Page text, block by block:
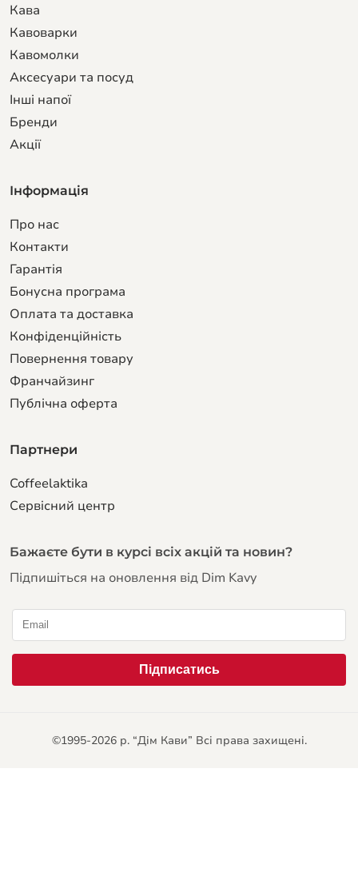
Кава
Кавоварки
Кавомолки
Аксесуари та посуд
Інші напої
Бренди
Акції
Інформація
Про нас
Контакти
Гарантiя
Бонусна програма
Оплата та доставка
Конфіденційність
Повернення товару
Франчайзинг
Публічна оферта
Партнери
Coffeelaktika
Сервiсний центр
Бажаєте бути в курсі всіх акцій та новин?
Підпишіться на оновлення від Dim Kavy
©1995-2026 р. “Дім Кави” Всі права захищені.